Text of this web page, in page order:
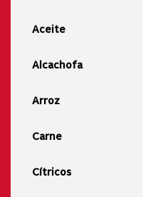
Aceite
Alcachofa
Arroz
Carne
Cítricos